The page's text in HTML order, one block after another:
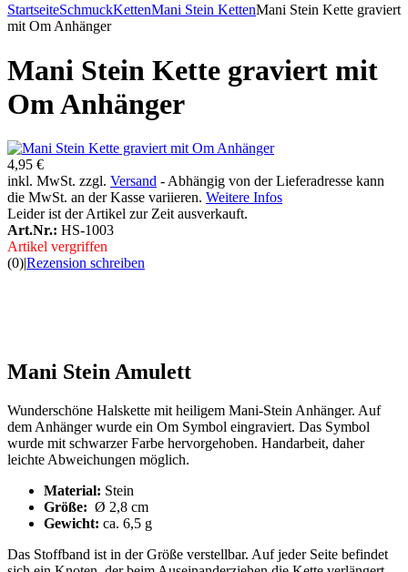
StartseiteSchmuckKettenMani Stein KettenMani Stein Kette graviert
mit Om Anhänger
Mani Stein Kette graviert mit
Om Anhänger
4,95 €
inkl. MwSt. zzgl. Versand - Abhängig von der Lieferadresse kann
die MwSt. an der Kasse variieren. Weitere Infos
Leider ist der Artikel zur Zeit ausverkauft.
Art.Nr.: HS-1003
Artikel vergriffen
(0)|Rezension schreiben
Mani Stein Amulett
Wunderschöne Halskette mit heiligem Mani-Stein Anhänger. Auf
dem Anhänger wurde ein Om Symbol eingraviert. Das Symbol
wurde mit schwarzer Farbe hervorgehoben. Handarbeit, daher
leichte Abweichungen möglich.
Material: Stein
Größe: Ø 2,8 cm
Gewicht: ca. 6,5 g
Das Stoffband ist in der Größe verstellbar. Auf jeder Seite befindet